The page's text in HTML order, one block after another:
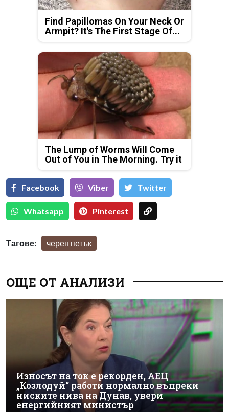
Find Papillomas On Your Neck Or
Armpit? It's The First Stage Of...
The Lump of Worms Will Come
Out of You in The Morning. Try it
Facebook Viber Тwitter
Whatsapp Pinterest
Тагове: черен петък
ОЩЕ ОТ АНАЛИЗИ
Износът на ток е рекорден, АЕЦ
„Козлодуй“ работи нормално въпреки
ниските нива на Дунав, увери
енергийният министър